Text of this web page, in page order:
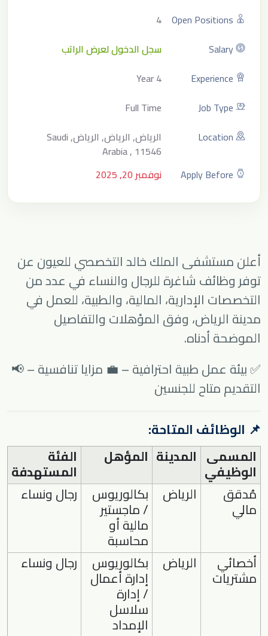
Open Positions
4
Salary
سجل الدخول لعرض الراتب
Experience
4 Year
Job Type
Full Time
Location
الرياض, الرياض, الرياض, Saudi
Arabia , 11546
Apply Before
نوفمبر 20, 2025
أعلن مستشفى الملك خالد التخصصي للعيون عن
توفر وظائف شاغرة للرجال والنساء في عدد من
التخصصات الإدارية، المالية، والطبية، للعمل في
مدينة الرياض، وفق المؤهلات والتفاصيل
الموضحة أدناه.
✅ بيئة عمل طبية احترافية – 💼 مزايا تنافسية – 📢
التقديم متاح للجنسين
📌 الوظائف المتاحة:
المسمى
الوظيفي
المدينة المؤهل الفئة
المستهدفة
مُدقق
مالي
الرياض بكالوريوس
/ ماجستير
مالية أو
محاسبة
رجال ونساء
أخصائي
مشتريات
الرياض بكالوريوس
إدارة أعمال
/ إدارة
سلاسل
الإمداد
رجال ونساء